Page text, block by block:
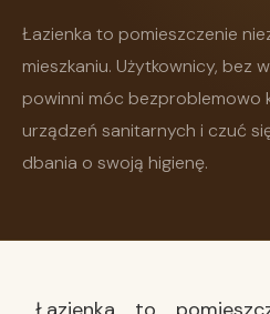
Łazienka to pomieszczenie
mieszkaniu. Użytkownicy, bez
powinni móc bezproblemowo
urządzeń sanitarnych i czuć
dbania o swoją higienę.